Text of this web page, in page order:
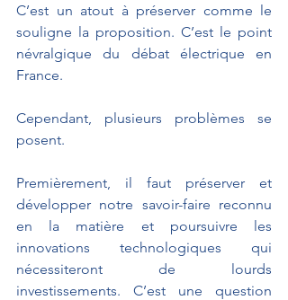
C’est un atout à préserver comme le
souligne la proposition. C’est le point
névralgique du débat électrique en
France.
Cependant, plusieurs problèmes se
posent.
Premièrement, il faut préserver et
développer notre savoir-faire reconnu
en la matière et poursuivre les
innovations technologiques qui
nécessiteront de lourds
investissements. C’est une question